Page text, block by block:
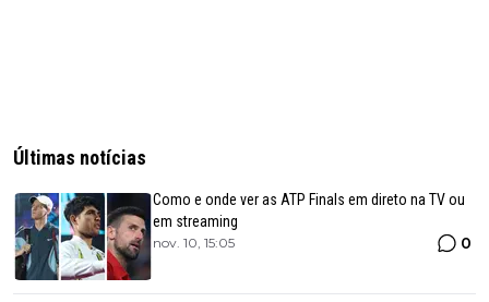
Últimas notícias
Como e onde ver as ATP Finals em direto na TV ou
em streaming
nov. 10, 15:05 0